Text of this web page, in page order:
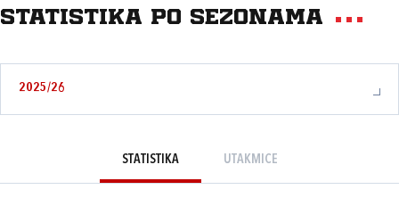
Statistika po sezonama
2025/26
STATISTIKA UTAKMICE